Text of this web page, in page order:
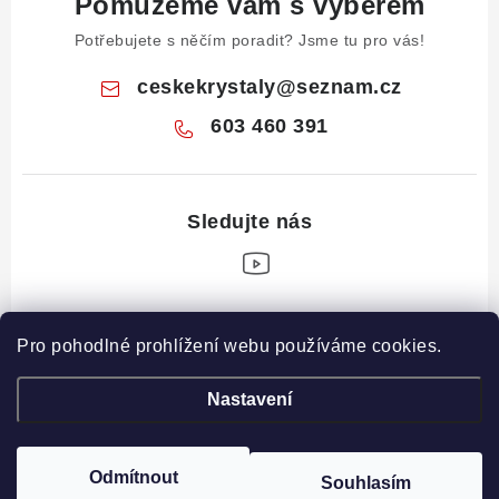
Pro pohodlné prohlížení webu používáme cookies.
Nastavení
Odmítnout Souhlasím
Potřebujete s něčím poradit? Jsme tu pro vás!
ceskekrystaly@seznam.cz
603 460 391
Z
Informace pro vás
Obchodní podmínky
Copyright 2026České krystaly . Všechna práva vyhrazena.